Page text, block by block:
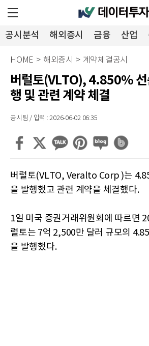
공시분석 해외증시 금융 산업
투자뉴스
HOME > 해외증시 > 계약체결공시
버럴토(VLTO), 4.850% 선
행 및 관련 계약 체결
공시팀 / 입력 : 2026-06-02 06:35
버럴토(VLTO, Veralto Corp )는
을 발행했고 관련 계약을 체결했다.
1일 미국 증권거래위원회에 따르면
럴토는 7억 2,500만 달러 규모의
을 발행했다.